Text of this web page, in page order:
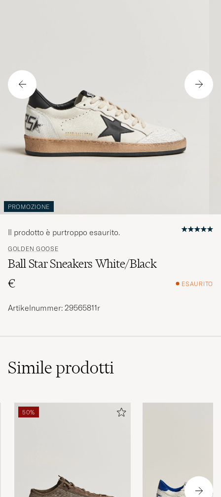
PROMOZIONE
GOLDEN GOOSE
Ball Star Sneakers White/Black
€
ESAURITO
Il prodotto è purtroppo esaurito.
Artikelnummer: 29565811r
Simileprodotti
50%